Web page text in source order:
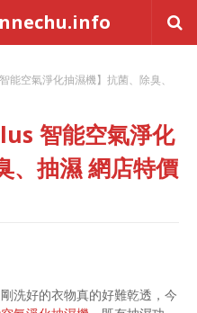
能空氣淨化抽濕機】抗菌、除臭、
智能空氣淨化
、抽濕 網店特價
洗好的衣物真的好難乾透，今